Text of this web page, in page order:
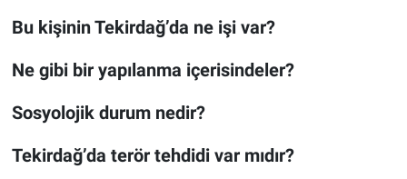
Bu kişinin Tekirdağ’da ne işi var?
Ne gibi bir yapılanma içerisindeler?
Sosyolojik durum nedir?
Tekirdağ’da terör tehdidi var mıdır?